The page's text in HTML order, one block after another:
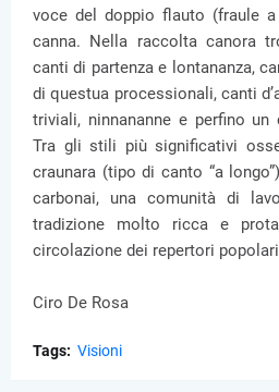
voce del doppio flauto (fraule
canna. Nella raccolta canora
canti di partenza e lontananza,
di questua processionali, canti
triviali, ninnananne e perfino un
Tra gli stili più significativi
craunara (tipo di canto “a
carbonai, una comunità di
tradizione molto ricca e
circolazione dei repertori
Ciro De Rosa
Tags: Visioni